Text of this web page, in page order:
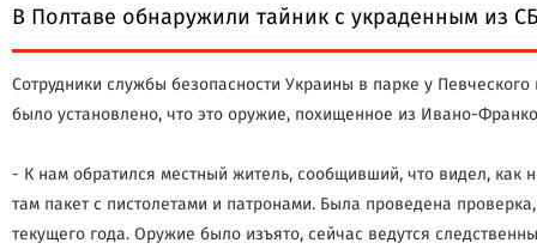
В Полтаве обнаружили тайник с украденным из
Сотрудники службы безопасности Украины в парке у
было установлено, что это оружие, похищенное из Ивано-
- К нам обратился местный житель, сообщивший, что видел,
там пакет с пистолетами и патронами. Была проведена
текущего года. Оружие было изъято, сейчас ведутся